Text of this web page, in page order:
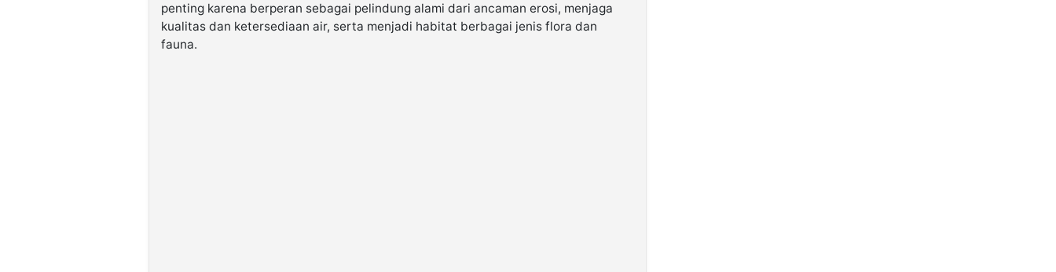
penting karena berperan sebagai pelindung alami dari ancaman erosi, menjaga
kualitas dan ketersediaan air, serta menjadi habitat berbagai jenis flora dan
fauna.